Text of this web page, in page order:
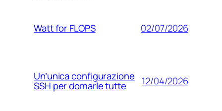
Watt for FLOPS 02/07/2026
Un’unica configurazione
SSH per domarle tutte 12/04/2026